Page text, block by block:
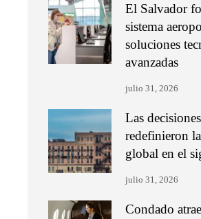
El Salvador
sistema
soluciones
avanzadas
julio 31, 2026
Las
redefinieron
global en el
julio 31, 2026
Condado